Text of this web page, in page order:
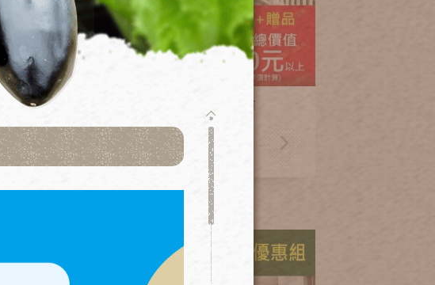
2026特惠-單層種植箱+防
蟲網含接桿(輪子+種植好
禮)
NT. 500